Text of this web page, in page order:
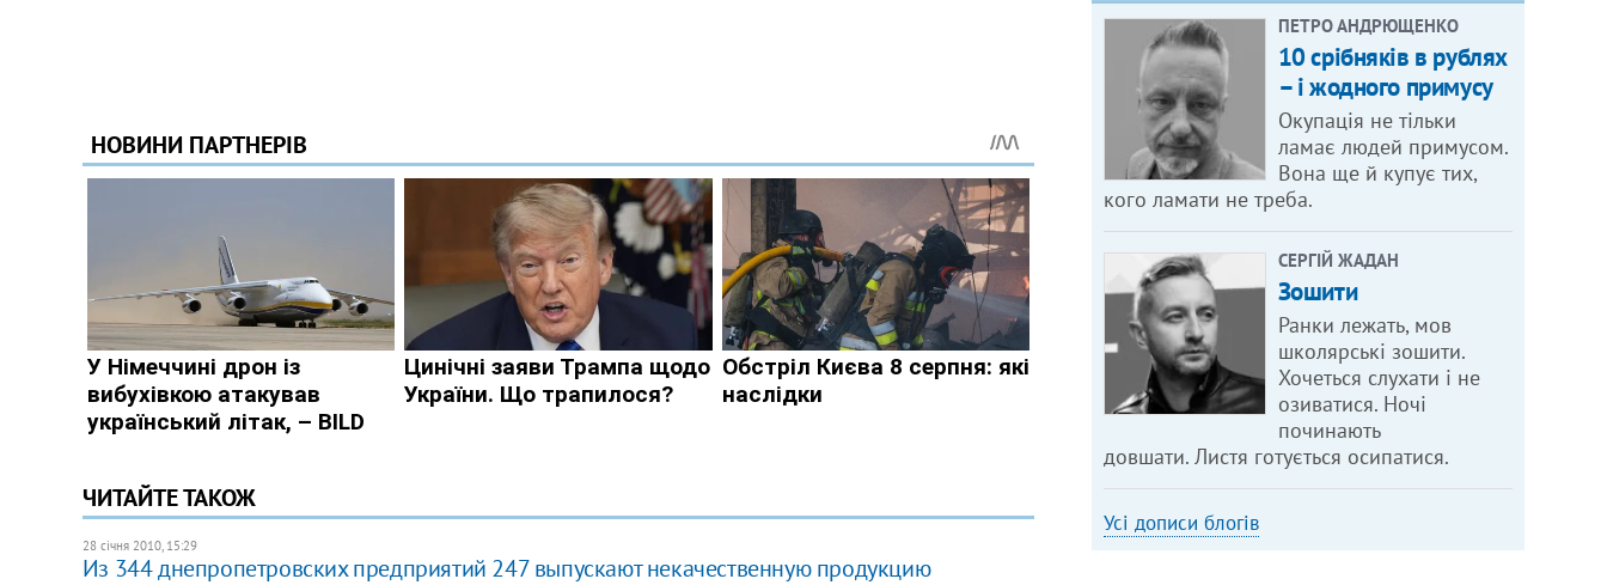
ЧИТАЙТЕ ТАКОЖ
28 січня 2010, 15:29
Из 344 днепропетровских предприятий 247 выпускают некачественную продукцию
ПЕТРО АНДРЮЩЕНКО
10 срібняків в рублях
– і жодного примусу
Окупація не тільки
ламає людей примусом.
Вона ще й купує тих,
кого ламати не треба.
СЕРГІЙ ЖАДАН
Зошити
Ранки лежать, мов
школярські зошити.
Хочеться слухати і не
озиватися. Ночі
починають
довшати. Листя готується осипатися.
Усі дописи блогів